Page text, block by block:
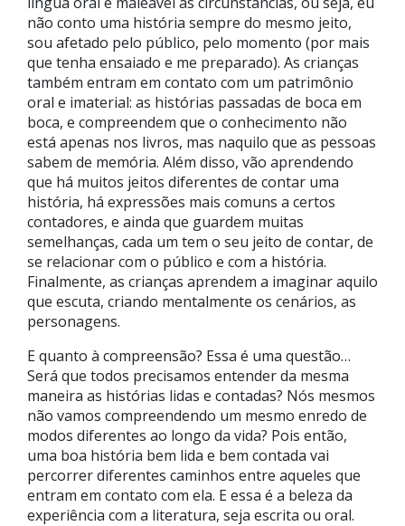
não conto uma história sempre do mesmo jeito,
sou afetado pelo público, pelo momento (por mais
que tenha ensaiado e me preparado). As crianças
também entram em contato com um patrimônio
oral e imaterial: as histórias passadas de boca em
boca, e compreendem que o conhecimento não
está apenas nos livros, mas naquilo que as pessoas
sabem de memória. Além disso, vão aprendendo
que há muitos jeitos diferentes de contar uma
história, há expressões mais comuns a certos
contadores, e ainda que guardem muitas
semelhanças, cada um tem o seu jeito de contar, de
se relacionar com o público e com a história.
Finalmente, as crianças aprendem a imaginar aquilo
que escuta, criando mentalmente os cenários, as
personagens.
E quanto à compreensão? Essa é uma questão…
Será que todos precisamos entender da mesma
maneira as histórias lidas e contadas? Nós mesmos
não vamos compreendendo um mesmo enredo de
modos diferentes ao longo da vida? Pois então,
uma boa história bem lida e bem contada vai
percorrer diferentes caminhos entre aqueles que
entram em contato com ela. E essa é a beleza da
experiência com a literatura, seja escrita ou oral.